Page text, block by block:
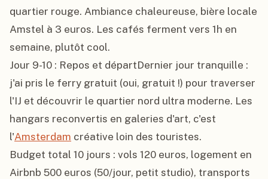
quartier rouge. Ambiance chaleureuse, bière locale
Amstel à 3 euros. Les cafés ferment vers 1h en
semaine, plutôt cool.
Jour 9-10 : Repos et départDernier jour tranquille :
j'ai pris le ferry gratuit (oui, gratuit !) pour traverser
l'IJ et découvrir le quartier nord ultra moderne. Les
hangars reconvertis en galeries d'art, c'est
l'Amsterdam créative loin des touristes.
Budget total 10 jours : vols 120 euros, logement en
Airbnb 500 euros (50/jour, petit studio), transports